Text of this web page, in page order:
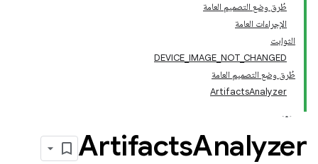
طُرق وضع التصميم العامة
الإجراءات العامة
الثوابت
DEVICE_IMAGE_NOT_CHANGED
طُرق وضع التصميم العامة
ArtifactsAnalyzer
ArtifactsAnalyzer